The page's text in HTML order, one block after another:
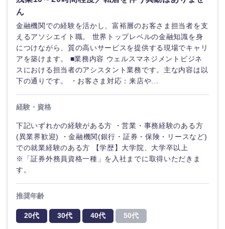
ん
金融機関での経験を活かし、富裕層のお客さま担当者を支
えるアソシエイト職。 世界トップレベルの金融知識を身
につけながら、質の高いサービスを提供する現場でキャリ
アを築けます。 ■業務内容 ウェルスマネジメントビジネ
スにおける担当者のアシスタント業務です。主な内容は以
下の通りです。 ・お客さま対応：来店や...
経験・資格
下記いずれかの経験がある方 ・営業・事務経験のある方
(異業界歓迎) ・金融機関(銀行・証券・保険・リースなど)
での就業経験のある方 【学歴】大学院、大学卒以上
※「証券外務員資格一種」を入社までに取得いただきま
す。
推奨年齢
20代 30代 40代 50代